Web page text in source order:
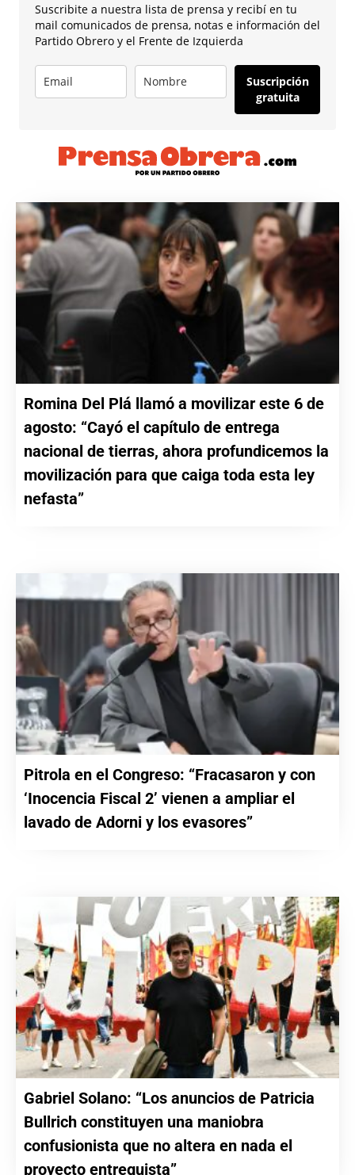
Suscribite a nuestra lista de prensa y recibí en tu
mail comunicados de prensa, notas e información del
Partido Obrero y el Frente de Izquierda
Suscripción
gratuita
Romina Del Plá llamó a movilizar este 6 de
agosto: “Cayó el capítulo de entrega
nacional de tierras, ahora profundicemos la
movilización para que caiga toda esta ley
nefasta”
Pitrola en el Congreso: “Fracasaron y con
‘Inocencia Fiscal 2’ vienen a ampliar el
lavado de Adorni y los evasores”
Gabriel Solano: “Los anuncios de Patricia
Bullrich constituyen una maniobra
confusionista que no altera en nada el
proyecto entreguista”